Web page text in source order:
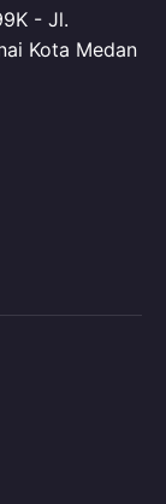
- Jl.
Kota Medan